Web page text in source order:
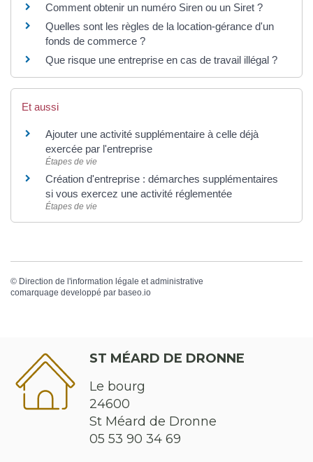
Comment obtenir un numéro Siren ou un Siret ?
Quelles sont les règles de la location-gérance d'un
fonds de commerce ?
Que risque une entreprise en cas de travail illégal ?
Et aussi
Ajouter une activité supplémentaire à celle déjà
exercée par l'entreprise
Étapes de vie
Création d'entreprise : démarches supplémentaires
si vous exercez une activité réglementée
Étapes de vie
© Direction de l'information légale et administrative
comarquage developpé par baseo.io
ST MÉARD DE DRONNE
Le bourg
24600
St Méard de Dronne
05 53 90 34 69